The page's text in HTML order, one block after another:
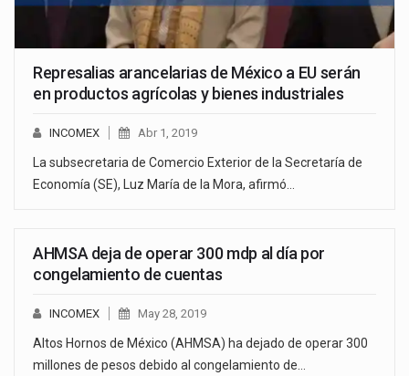
Represalias arancelarias de México a EU serán
en productos agrícolas y bienes industriales
INCOMEX Abr 1, 2019
La subsecretaria de Comercio Exterior de la Secretaría de
Economía (SE), Luz María de la Mora, afirmó…
AHMSA deja de operar 300 mdp al día por
congelamiento de cuentas
INCOMEX May 28, 2019
Altos Hornos de México (AHMSA) ha dejado de operar 300
millones de pesos debido al congelamiento de…